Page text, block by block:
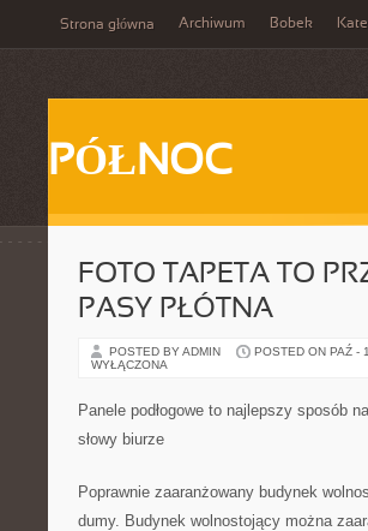
Strona główna Archiwum Bobek
PÓŁNOC
FOTO TAPETA TO
PASY PŁÓTNA
POSTED BY ADMIN POSTED ON PAŹ -
WYŁĄCZONA
Panele podłogowe to najlepszy sposób
słowy biurze
Poprawnie zaaranżowany budynek
dumy. Budynek wolnostojący można